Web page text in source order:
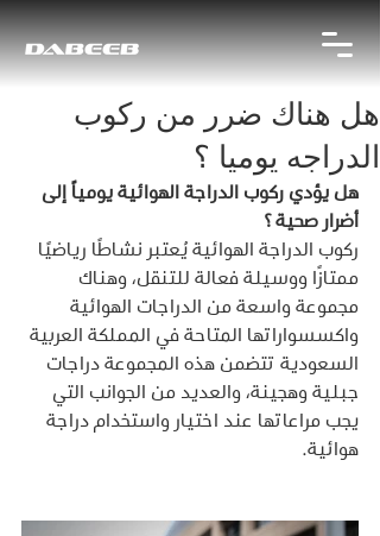
هل هناك ضرر من ركوب
الدراجه يوميا ؟
هل يؤدي ركوب الدراجة الهوائية يومياً إلى
أضرار صحية ؟
ركوب الدراجة الهوائية يُعتبر نشاطًا رياضيًا
ممتازًا ووسيلة فعالة للتنقل، وهناك
مجموعة واسعة من الدراجات الهوائية
واكسسواراتها المتاحة في المملكة العربية
السعودية تتضمن هذه المجموعة دراجات
جبلية وهجينة، والعديد من الجوانب التي
يجب مراعاتها عند اختيار واستخدام دراجة
هوائية.